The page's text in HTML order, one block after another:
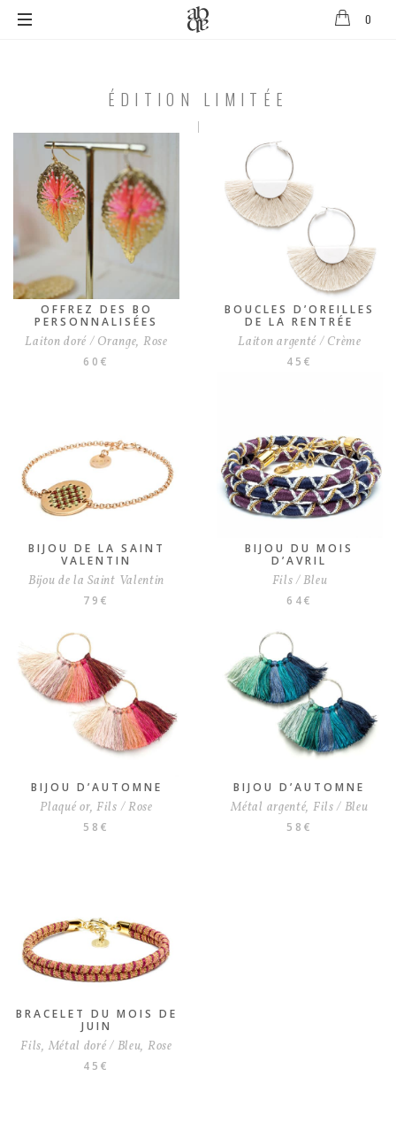
D'Anthenay
0
LIMITÉE
ÉDITION LIMITÉE
OFFREZ DES BO
PERSONNALISÉES
Laiton doré / Orange, Rose
60€
BOUCLES D’OREILLES
DE LA RENTRÉE
Laiton argenté / Crème
45 €
BIJOU DE LA SAINT
VALENTIN
Bijou de la Saint Valentin
79€
BIJOU DU MOIS
D’AVRIL
Fils / Bleu
64€
BIJOU D’AUTOMNE
Plaqué or, Fils / Rose
58€
BIJOU D’AUTOMNE
Métal argenté, Fils / Bleu
58 €
BRACELET DU MOIS DE
JUIN
Fils, Métal doré / Bleu, Rose
45€